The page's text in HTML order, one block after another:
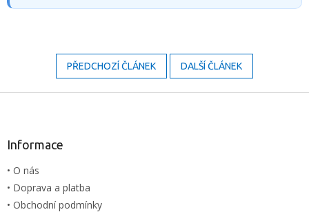
PŘEDCHOZÍ ČLÁNEK DALŠÍ ČLÁNEK
Informace
• O nás
• Doprava a platba
• Obchodní podmínky